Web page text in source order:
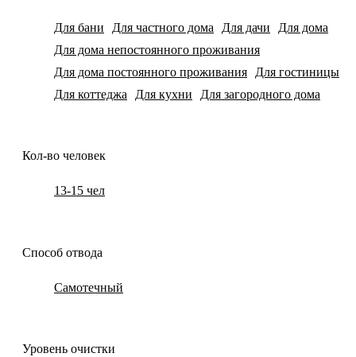
Для бани Для частного дома Для дачи
Для дома
Для дома непостоянного проживания
Для дома постоянного проживания
Для гостиницы
Для коттеджа
Для кухни Для загородного дома
Кол-во человек
13-15 чел
Способ отвода
Самотечный
Уровень очистки